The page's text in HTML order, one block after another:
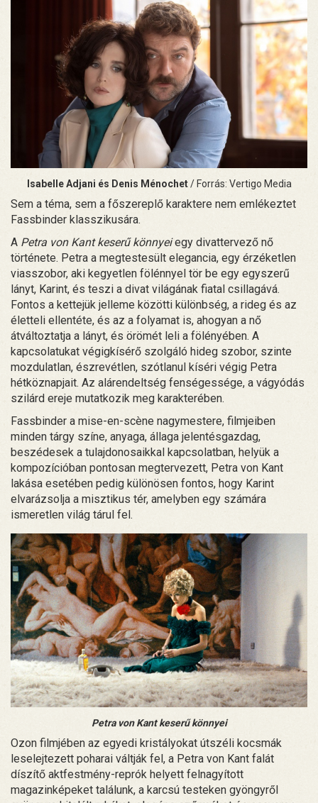
Isabelle Adjani és Denis Ménochet/ Forrás: Vertigo Media
Sem a téma, sem a főszereplő karaktere nem emlékeztet
Fassbinder klasszikusára.
A Petra von Kant keserű könnyeiegy divattervező nő
története. Petra a megtestesült elegancia, egy érzéketlen
viasszobor, aki kegyetlen fölénnyel tör be egy egyszerű
lányt, Karint, és teszi a divat világának fiatal csillagává.
Fontos a kettejük jelleme közötti különbség, a rideg és az
életteli ellentéte, és az a folyamat is, ahogyan a nő
átváltoztatja a lányt, és örömét leli a fölényében. A
kapcsolatukat végigkísérő szolgáló hideg szobor, szinte
mozdulatlan, észrevétlen, szótlanul kíséri végig Petra
hétköznapjait. Az alárendeltség fenségessége, a vágyódás
szilárd ereje mutatkozik meg karakterében.
Fassbinder a mise-en-scène nagymestere, filmjeiben
minden tárgy színe, anyaga, állaga jelentésgazdag,
beszédesek a tulajdonosaikkal kapcsolatban, helyük a
kompozícióban pontosan megtervezett, Petra von Kant
lakása esetében pedig különösen fontos, hogy Karint
elvarázsolja a misztikus tér, amelyben egy számára
ismeretlen világ tárul fel.
Petra von Kant keserű könnyei
Ozon filmjében az egyedi kristályokat útszéli kocsmák
leselejtezett poharai váltják fel, a Petra von Kant falát
díszítő aktfestmény-reprók helyett felnagyított
magazinképeket találunk, a karcsú testeken gyöngyről